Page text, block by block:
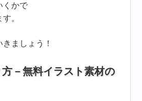
くかで
。
ましょう！
－無料イラスト素材の